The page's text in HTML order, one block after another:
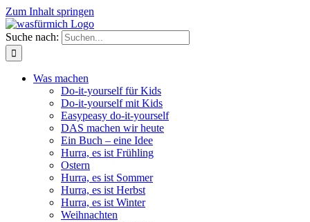
Zum Inhalt springen
Suche nach:
Was machen
Do-it-yourself für Kids
Do-it-yourself mit Kids
Easypeasy do-it-yourself
DAS machen wir heute
Ein Buch – eine Idee
Hurra, es ist Frühling
Ostern
Hurra, es ist Sommer
Hurra, es ist Herbst
Hurra, es ist Winter
Weihnachten